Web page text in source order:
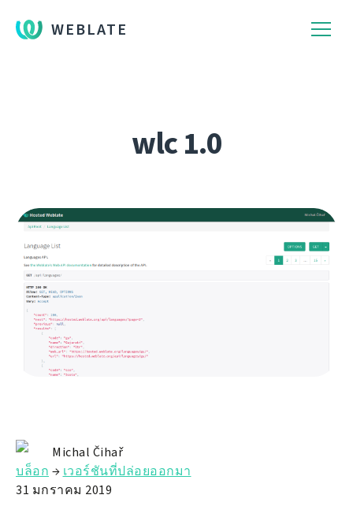
WEBLATE
wlc 1.0
Michal Čihař
บล็อก → เวอร์ชันที่ปล่อยออกมา
31 มกราคม 2019